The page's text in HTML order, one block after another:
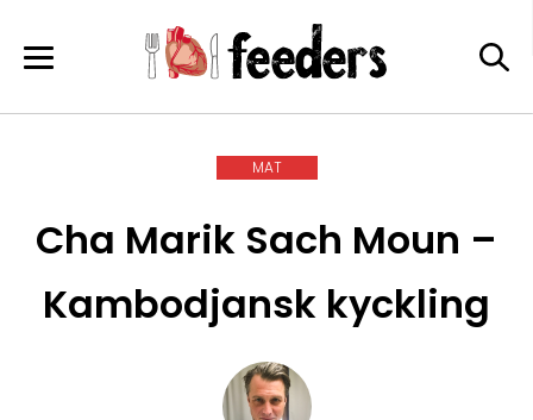
MAT
Cha Marik Sach Moun –
Kambodjansk kyckling